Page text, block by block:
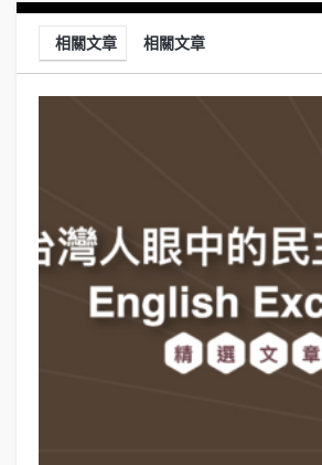
相關文章 相關文章